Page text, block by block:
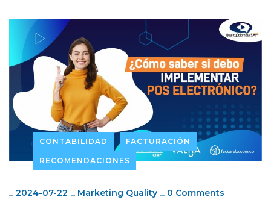
CONTABILIDAD FACTURACIÓN
RECOMENDACIONES
_ 2024-07-22 _ Marketing Quality _ 0 Comments